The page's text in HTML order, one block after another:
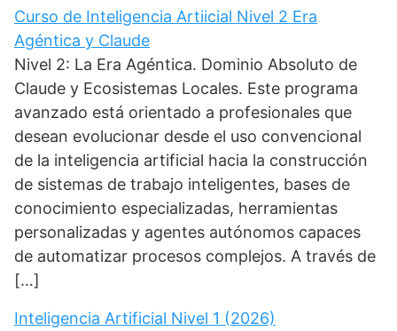
Curso de Inteligencia Artiicial Nivel 2 Era
Agéntica y Claude
Nivel 2: La Era Agéntica. Dominio Absoluto de
Claude y Ecosistemas Locales. Este programa
avanzado está orientado a profesionales que
desean evolucionar desde el uso convencional
de la inteligencia artificial hacia la construcción
de sistemas de trabajo inteligentes, bases de
conocimiento especializadas, herramientas
personalizadas y agentes autónomos capaces
de automatizar procesos complejos. A través de
[…]
Inteligencia Artificial Nivel 1 (2026)